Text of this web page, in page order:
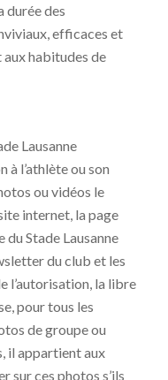
durée des
efficaces et
habitudes de
Lausanne
à l’athlète ou son
ou vidéos le
internet, la page
Stade Lausanne
du club et les
l’autorisation, la libre
pour tous les
de groupe ou
il appartient aux
sur ces photos s’ils